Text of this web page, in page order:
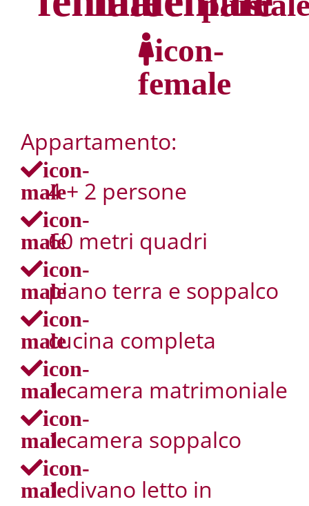
icon-
female
Appartamento:
icon-
male4 + 2 persone
icon-
male60 metri quadri
icon-
malepiano terra e soppalco
icon-
malecucina completa
icon-
male1 camera matrimoniale
icon-
male1 camera soppalco
icon-
male1 divano letto in